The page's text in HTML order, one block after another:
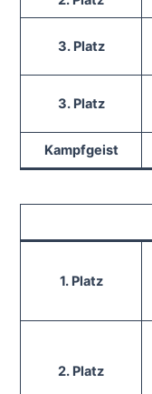
3. Platz
3. Platz
Kampfgeist
1. Platz
2. Platz